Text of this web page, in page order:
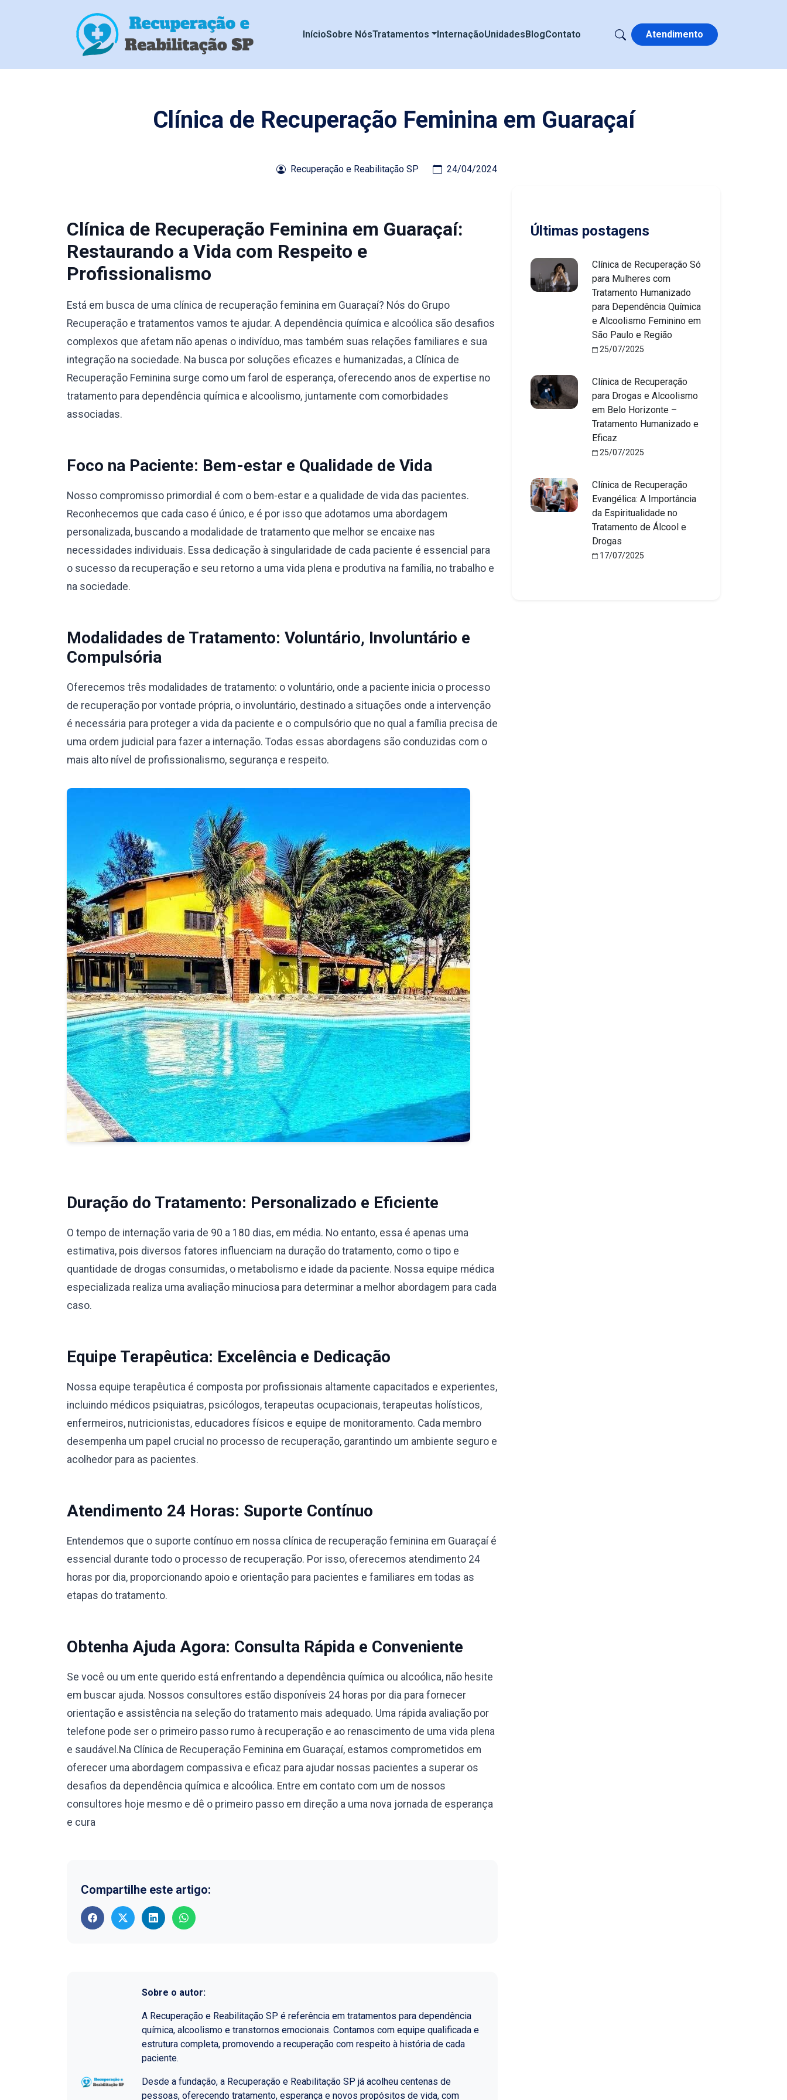
InícioSobre NósTratamentos InternaçãoUnidadesBlogContato Atendimento
Clínica de Recuperação Feminina em Guaraçaí
Recuperação e Reabilitação SP 24/04/2024
Clínica de Recuperação Feminina em Guaraçaí:
Restaurando a Vida com Respeito e
Profissionalismo
Está em busca de uma clínica de recuperação feminina em Guaraçaí? Nós do Grupo
Recuperação e tratamentos vamos te ajudar. A dependência química e alcoólica são desafios
complexos que afetam não apenas o indivíduo, mas também suas relações familiares e sua
integração na sociedade. Na busca por soluções eficazes e humanizadas, a Clínica de
Recuperação Feminina surge como um farol de esperança, oferecendo anos de expertise no
tratamento para dependência química e alcoolismo, juntamente com comorbidades
associadas.
Foco na Paciente: Bem-estar e Qualidade de Vida
Nosso compromisso primordial é com o bem-estar e a qualidade de vida das pacientes.
Reconhecemos que cada caso é único, e é por isso que adotamos uma abordagem
personalizada, buscando a modalidade de tratamento que melhor se encaixe nas
necessidades individuais. Essa dedicação à singularidade de cada paciente é essencial para
o sucesso da recuperação e seu retorno a uma vida plena e produtiva na família, no trabalho e
na sociedade.
Modalidades de Tratamento: Voluntário, Involuntário e
Compulsória
Oferecemos três modalidades de tratamento: o voluntário, onde a paciente inicia o processo
de recuperação por vontade própria, o involuntário, destinado a situações onde a intervenção
é necessária para proteger a vida da paciente e o compulsório que no qual a família precisa de
uma ordem judicial para fazer a internação. Todas essas abordagens são conduzidas com o
mais alto nível de profissionalismo, segurança e respeito.
Duração do Tratamento: Personalizado e Eficiente
O tempo de internação varia de 90 a 180 dias, em média. No entanto, essa é apenas uma
estimativa, pois diversos fatores influenciam na duração do tratamento, como o tipo e
quantidade de drogas consumidas, o metabolismo e idade da paciente. Nossa equipe médica
especializada realiza uma avaliação minuciosa para determinar a melhor abordagem para cada
caso.
Equipe Terapêutica: Excelência e Dedicação
Nossa equipe terapêutica é composta por profissionais altamente capacitados e experientes,
incluindo médicos psiquiatras, psicólogos, terapeutas ocupacionais, terapeutas holísticos,
enfermeiros, nutricionistas, educadores físicos e equipe de monitoramento. Cada membro
desempenha um papel crucial no processo de recuperação, garantindo um ambiente seguro e
acolhedor para as pacientes.
Atendimento 24 Horas: Suporte Contínuo
Entendemos que o suporte contínuo em nossa clínica de recuperação feminina em Guaraçaí é
essencial durante todo o processo de recuperação. Por isso, oferecemos atendimento 24
horas por dia, proporcionando apoio e orientação para pacientes e familiares em todas as
etapas do tratamento.
Obtenha Ajuda Agora: Consulta Rápida e Conveniente
Se você ou um ente querido está enfrentando a dependência química ou alcoólica, não hesite
em buscar ajuda. Nossos consultores estão disponíveis 24 horas por dia para fornecer
orientação e assistência na seleção do tratamento mais adequado. Uma rápida avaliação por
telefone pode ser o primeiro passo rumo à recuperação e ao renascimento de uma vida plena
e saudável.Na Clínica de Recuperação Feminina em Guaraçaí, estamos comprometidos em
oferecer uma abordagem compassiva e eficaz para ajudar nossas pacientes a superar os
desafios da dependência química e alcoólica. Entre em contato com um de nossos
consultores hoje mesmo e dê o primeiro passo em direção a uma nova jornada de esperança
e cura
Compartilhe este artigo:
Sobre o autor:
A Recuperação e Reabilitação SP é referência em tratamentos para dependência
química, alcoolismo e transtornos emocionais. Contamos com equipe qualificada e
estrutura completa, promovendo a recuperação com respeito à história de cada
paciente.
Desde a fundação, a Recuperação e Reabilitação SP já acolheu centenas de
pessoas, oferecendo tratamento, esperança e novos propósitos de vida, com
Últimas postagens
Clínica de Recuperação Só
para Mulheres com
Tratamento Humanizado
para Dependência Química
e Alcoolismo Feminino em
São Paulo e Região
25/07/2025
Clínica de Recuperação
para Drogas e Alcoolismo
em Belo Horizonte –
Tratamento Humanizado e
Eficaz
25/07/2025
Clínica de Recuperação
Evangélica: A Importância
da Espiritualidade no
Tratamento de Álcool e
Drogas
17/07/2025